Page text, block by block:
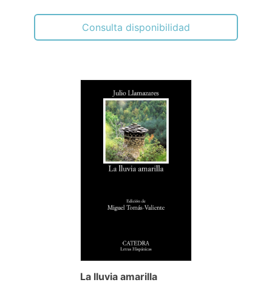
Consulta disponibilidad
La lluvia amarilla